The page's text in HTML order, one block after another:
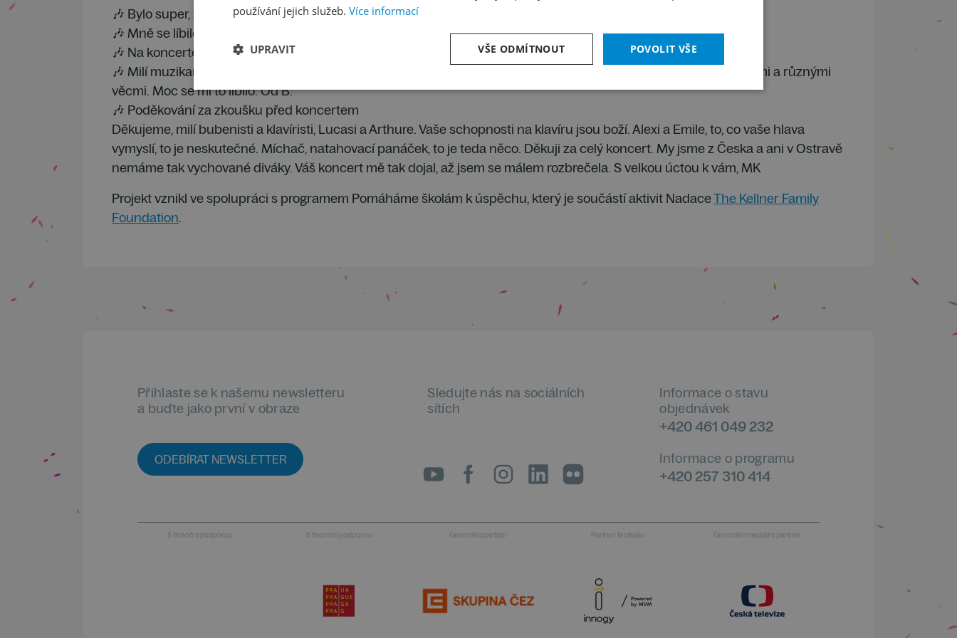
🎶 Bylo super, že jsme na vlastní uši slyšeli nejlepší klavírní duo na světě.
🎶 Mně se líbilo, jak byli hudebníci krásně sehraní.
🎶 Na koncertě bylo skvělé, když hráli bubeníci různými věcmi.
🎶 Milí muzikanti. Líbilo se mi všechno, ale nejvíc se mi líbilo bubnování Alexe a Emila. Líbilo se mi, že hráli hračkami a různými
věcmi. Moc se mi to líbilo. Od B.
🎶 Poděkování za zkoušku před koncertem
Děkujeme, milí bubenisti a klavíristi, Lucasi a Arthure. Vaše schopnosti na klavíru jsou boží. Alexi a Emile, to, co vaše hlava
vymyslí, to je neskutečné. Míchač, natahovací panáček, to je teda něco. Děkuji za celý koncert. My jsme z Česka a ani v Ostravě
nemáme tak vychované diváky. Váš koncert mě tak dojal, až jsem se málem rozbrečela. S velkou úctou k vám, MK
Projekt vznikl ve spolupráci s programem Pomáháme školám k úspěchu, který je součástí aktivit NadaceThe Kellner Family
Foundation.
Přihlaste se k našemu newsletteru
a buďte jako první v obraze
ODEBÍRAT NEWSLETTER
Sledujte nás na sociálních
sítích
Informace o stavu
objednávek
+420 461 049 232
Informace o programu
+420 257 310 414
S finanční podporou S finanční podporou Generální partner Partner festivalu Generální mediální partner
používání jejich služeb. Více informací
POVOLIT VŠE
VŠE ODMÍTNOUT
UPRAVIT